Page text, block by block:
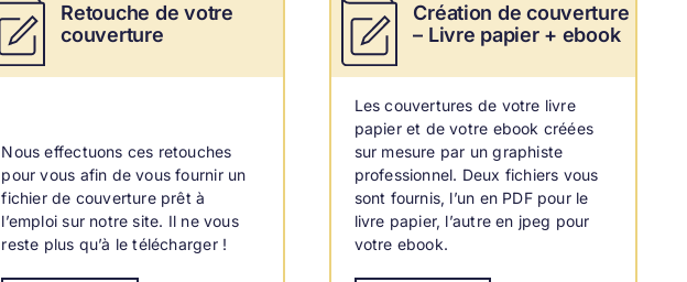
Retouche de votre
couverture
Nous effectuons ces retouches
pour vous afin de vous fournir un
fichier de couverture prêt à
l’emploi sur notre site. Il ne vous
reste plus qu’à le télécharger !
Création de couverture
– Livre papier + ebook
Les couvertures de votre livre
papier et de votre ebook créées
sur mesure par un graphiste
professionnel. Deux fichiers vous
sont fournis, l’un en PDF pour le
livre papier, l’autre en jpeg pour
votre ebook.